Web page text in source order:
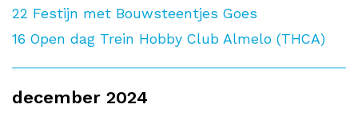
22 Festijn met Bouwsteentjes Goes
16 Open dag Trein Hobby Club Almelo (THCA)
december 2024